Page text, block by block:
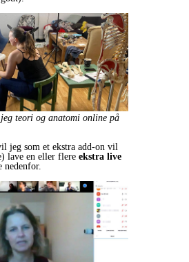
teori og anatomi online på
jeg som et ekstra add-on vil
lave en eller flere ekstra live
nedenfor.